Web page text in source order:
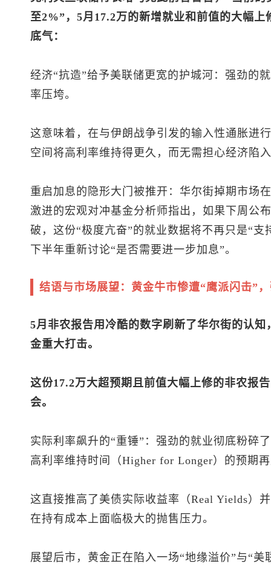
至2%”，5月17.2万的新增就业和前值的大幅
底气：
经济“抗造”给予美联储更宽的护城河：强劲的
率压垮。
这意味着，在与伊朗战争引发的输入性通胀进
空间将高利率维持得更久，而无需担心经济陷
重启加息的隐形大门被推开：华尔街掉期市场
激进的宏观对冲基金分析师指出，如果下周公
破，这份“极度亢奋”的就业数据将不再只是“
下半年重新讨论“是否需要进一步加息”。
结语与市场展望：黄金牛市惨遭“鹰派闪击”
5月非农报告用冷酷的数字刷新了华尔街的认
金重大打击。
这份17.2万大超预期且前值大幅上修的非农报
会。
实际利率飙升的“重锤”：强劲的就业彻底粉碎
高利率维持时间（Higher for Longer）的预期
这直接推高了美债实际收益率（Real Yields
在持有成本上面临极大的抛售压力。
展望后市，黄金正在陷入一场“地缘溢价”与“美